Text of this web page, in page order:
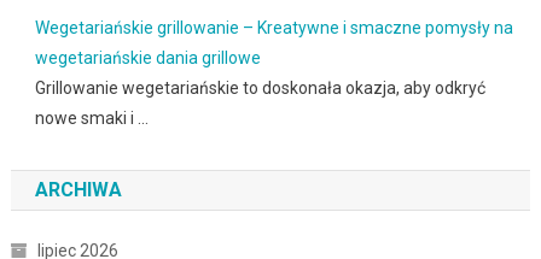
Wegetariańskie grillowanie – Kreatywne i smaczne pomysły na
wegetariańskie dania grillowe
Grillowanie wegetariańskie to doskonała okazja, aby odkryć
nowe smaki i …
ARCHIWA
lipiec 2026